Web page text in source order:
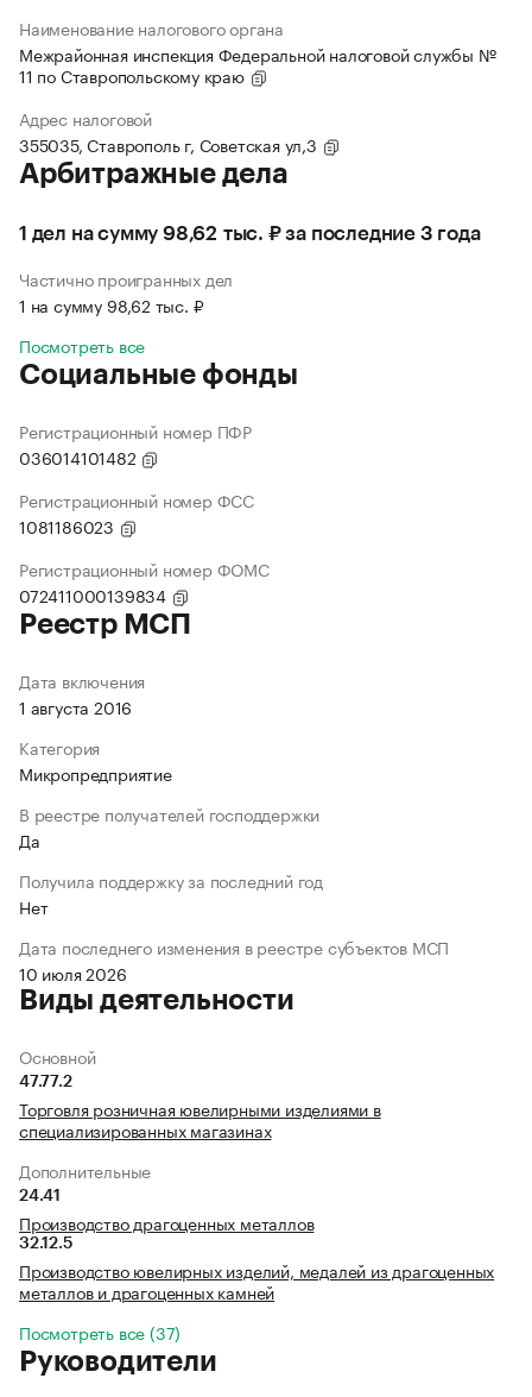
Наименование налогового органа
Межрайонная инспекция Федеральной налоговой службы №
11 по Ставропольскому краю
Адрес налоговой
355035, Ставрополь г, Советская ул,3
Арбитражные дела
1 дел на сумму 98,62 тыс. ₽ за последние 3 года
Частично проигранных дел
1 на сумму 98,62 тыс. ₽
Посмотреть все
Социальные фонды
Регистрационный номер ПФР
036014101482
Регистрационный номер ФСС
1081186023
Регистрационный номер ФОМС
072411000139834
Реестр МСП
Дата включения
1 августа 2016
Категория
Микропредприятие
В реестре получателей господдержки
Да
Получила поддержку за последний год
Нет
Дата последнего изменения в реестре субъектов МСП
10 июля 2026
Виды деятельности
Основной
47.77.2
Торговля розничная ювелирными изделиями в
специализированных магазинах
Дополнительные
24.41
Производство драгоценных металлов
32.12.5
Производство ювелирных изделий, медалей из драгоценных
металлов и драгоценных камней
Посмотреть все (37)
Руководители